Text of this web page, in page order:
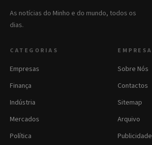
As notícias do Minho e do mundo, todos os
dias.
CATEGORIAS
Empresas
Finança
Indústria
Mercados
Política
EMPRESA
Sobre Nós
Contactos
Sitemap
Arquivo
Publicidade